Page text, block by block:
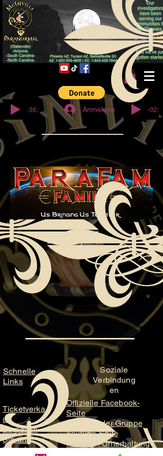
© Copyright
-36:27 Anmelden -02:32
Schnelle
Links
Ticketverka
uf
Begleiten
Sie uns
Brauchen
Soziale
Verbindung
en
Offizielle Facebook-
Seite
Fanpage der Gruppe
Youtube-Seite
ParaFam-Unterhaltung
ParaFam-Studios